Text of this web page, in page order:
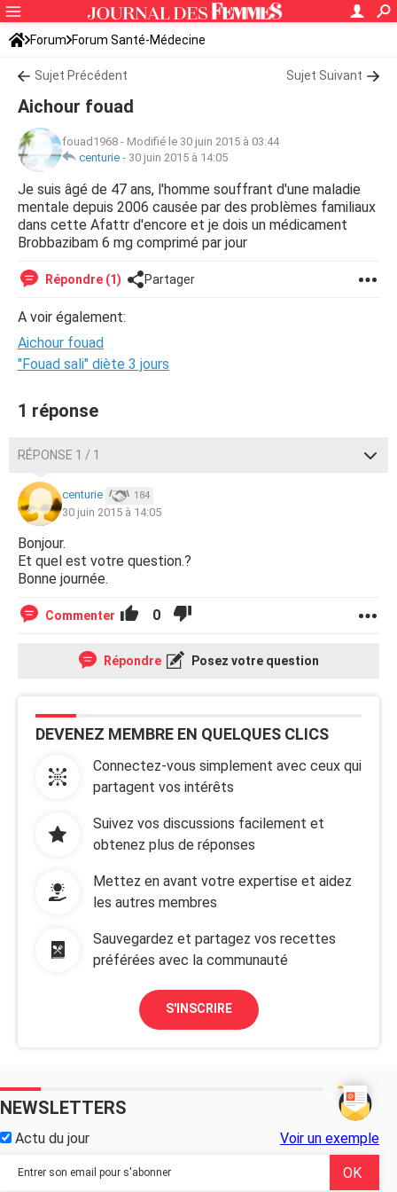
Forum Forum Santé-Médecine
Symptômes et maladies courantes Maladies neurologiques
Sujet Précédent Sujet Suivant
Aichour fouad
fouad1968 - Modifié le 30 juin 2015 à 03:44
centurie - 30 juin 2015 à 14:05
Je suis âgé de 47 ans, l'homme souffrant d'une maladie
mentale depuis 2006 causée par des problèmes familiaux
dans cette Afattr d'encore et je dois un médicament
Brobbazibam 6 mg comprimé par jour
Répondre (1) Partager
A voir également:
Aichour fouad
"Fouad sali" diète 3 jours
1 réponse
RÉPONSE 1 / 1
centurie 184
30 juin 2015 à 14:05
Bonjour.
Et quel est votre question.?
Bonne journée.
Commenter 0
Répondre Posez votre question
DEVENEZ MEMBRE EN QUELQUES CLICS
Connectez-vous simplement avec ceux qui
partagent vos intérêts
Suivez vos discussions facilement et
obtenez plus de réponses
Mettez en avant votre expertise et aidez
les autres membres
Sauvegardez et partagez vos recettes
préférées avec la communauté
S'INSCRIRE
NEWSLETTERS
Actu du jour Voir un exemple